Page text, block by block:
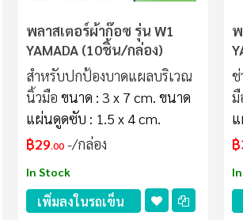
พลาสเตอร์ผ้าก๊อซ รุ่น W1
YAMADA (10ชิ้น/กล่อง)
สำหรับปกป้องบาดแผลบริเวณ
นิ้วมือขนาด : 3 x 7 cm.ขนาด
แผ่นดูดซับ : 1.5 x 4 cm.
฿29.00 /กล่อง
In Stock
เพิ่มลงในรถเข็น
ช่
มื